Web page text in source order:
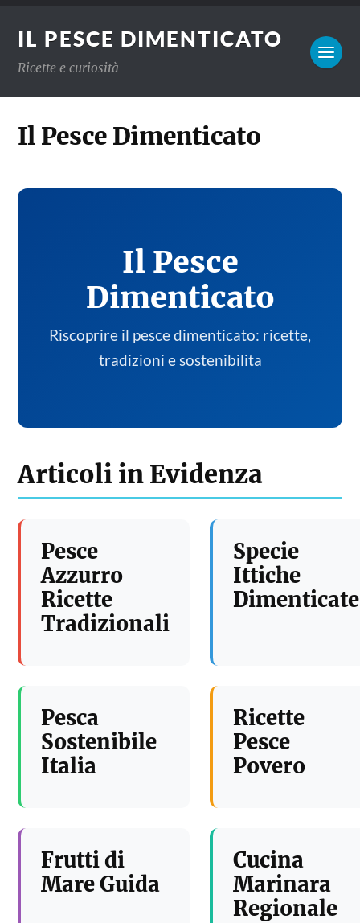
IL PESCE DIMENTICATO
Ricette e curiosità
Il Pesce Dimenticato
Il Pesce
Dimenticato
Riscoprire il pesce dimenticato: ricette,
tradizioni e sostenibilita
Articoli in Evidenza
Pesce
Azzurro
Ricette
Tradizionali
Specie
Ittiche
Dimenticate
Pesca
Sostenibile
Italia
Ricette
Pesce
Povero
Frutti di
Mare Guida
Cucina
Marinara
Regionale